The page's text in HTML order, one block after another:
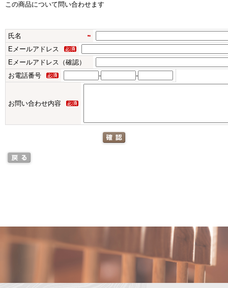
この商品について問い合わせます
氏名
Eメールアドレス
Eメールアドレス（確認）
お電話番号
- -
お問い合わせ内容